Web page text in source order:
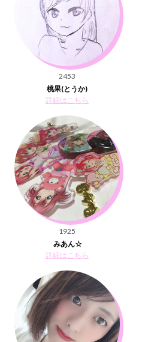
2453
桃果(とうか)
詳細はこちら
1925
みあん☆
詳細はこちら